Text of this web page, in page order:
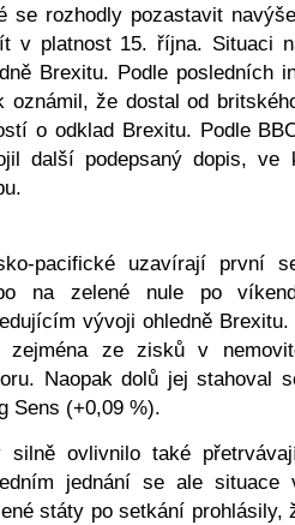
se rozhodly pozastavit
v platnost 15. října. Situaci
Brexitu. Podle posledních
oznámil, že dostal od
o odklad Brexitu. Podle
další podepsaný dopis, ve
pacifické uzavírají první
na zelené nule po
vývoji ohledně
zejména ze zisků v
Naopak dolů jej stahoval
Sens (+0,09 %).
silně ovlivnilo také
jednání se ale
státy po setkání